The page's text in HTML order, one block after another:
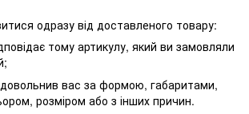
одразу від доставленого товару:
тому артикулу, який ви замовляли
вас за формою, габаритами,
розміром або з інших причин.